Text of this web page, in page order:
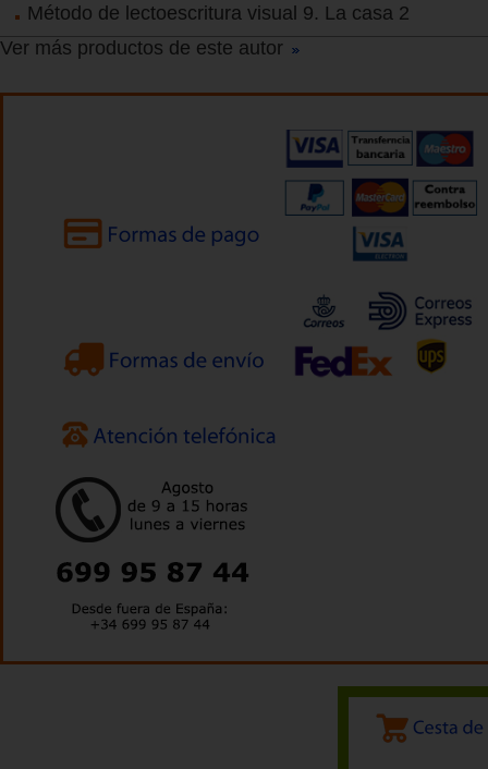
Método de lectoescritura visual 9. La casa 2
Ver más productos de este autor